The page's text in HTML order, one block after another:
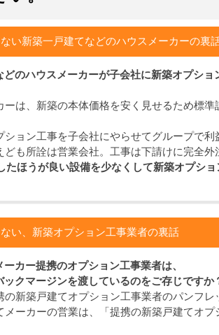
い新築一戸建てなどのハウスメーカーの裏
どのハウスメーカーが子会社に新築オプシ
ーは、新築の本体価格を安く見せるため標
ション工事を子会社にやらせてグループで利
ども所詮は営業会社。工事は下請けに完全外
たほうが良い設備を少なくして新築オプシ
い、新築オプション工事業者の裏話
カー提携のオプション工事業者は、
ックマージンを渡しているのをご存じですか
の新築戸建てオプション工事業者のパンフ
メーカーの営業は、「提携の新築戸建てオ